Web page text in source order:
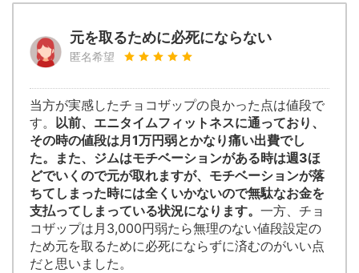
元を取るために必死にならない
匿名希望
当方が実感したチョコザップの良かった点は値段で
す。 以前、エニタイムフィットネスに通っており、
その時の値段は月1万円弱とかなり痛い出費でし
た。また、ジムはモチベーションがある時は週3ほ
どでいくので元が取れますが、モチベーションが落
ちてしまった時には全くいかないので無駄なお金を
支払ってしまっている状況になります。 一方、チョ
コザップは月3,000円弱たら無理のない値段設定の
ため元を取るために必死にならずに済むのがいい点
だと思いました。